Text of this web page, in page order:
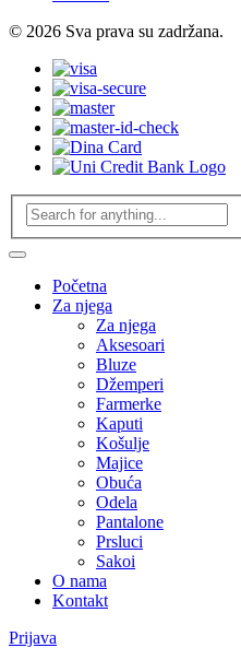
© 2026 Sva prava su zadržana.
Početna
Za njega
Za njega
Aksesoari
Bluze
Džemperi
Farmerke
Kaputi
Košulje
Majice
Obuća
Odela
Pantalone
Prsluci
Sakoi
O nama
Kontakt
Prijava